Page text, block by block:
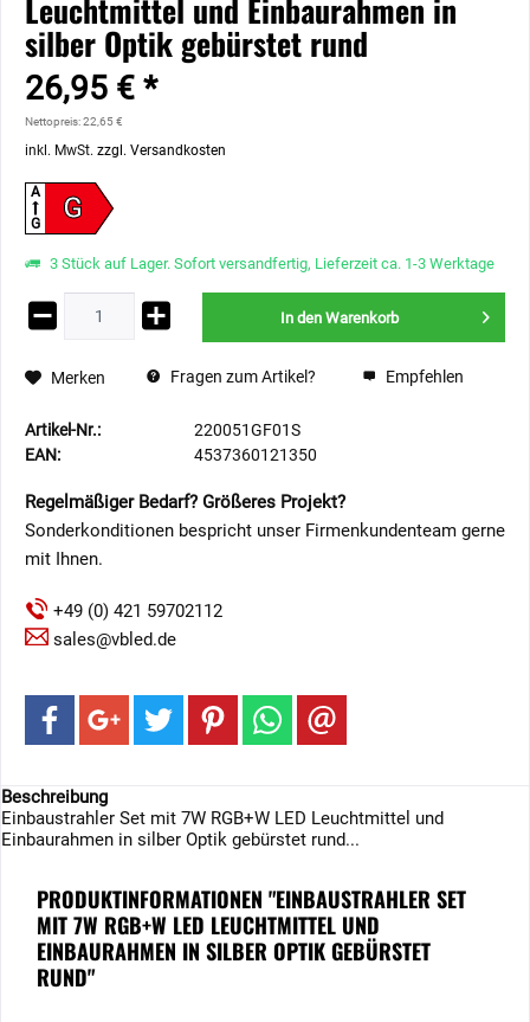
Leuchtmittel und Einbaurahmen in
silber Optik gebürstet rund
26,95 € *
Nettopreis: 22,65 €
inkl. MwSt. zzgl. Versandkosten
G
A
G
3 Stück auf Lager. Sofort versandfertig, Lieferzeit ca. 1-3 Werktage
In den Warenkorb
Merken Fragen zum Artikel? Empfehlen
Artikel-Nr.:
220051GF01S
EAN:
4537360121350
Regelmäßiger Bedarf? Größeres Projekt?
Sonderkonditionen bespricht unser Firmenkundenteam gerne
mit Ihnen.
+49 (0) 421 59702112
sales@vbled.de
Beschreibung
Einbaustrahler Set mit 7W RGB+W LED Leuchtmittel und
Einbaurahmen in silber Optik gebürstet rund...
PRODUKTINFORMATIONEN "EINBAUSTRAHLER SET
MIT 7W RGB+W LED LEUCHTMITTEL UND
EINBAURAHMEN IN SILBER OPTIK GEBÜRSTET
RUND"